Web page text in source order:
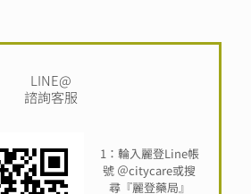
LINE@
諮詢客服
1：輪入麗登Line帳
號 ＠citycare或搜
尋『麗登藥局』